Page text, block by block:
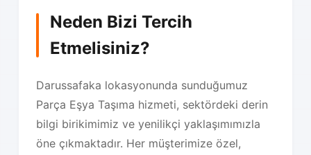
Neden Bizi Tercih
Etmelisiniz?
Darussafaka lokasyonunda sunduğumuz
Parça Eşya Taşıma hizmeti, sektördeki derin
bilgi birikimimiz ve yenilikçi yaklaşımımızla
öne çıkmaktadır. Her müşterimize özel,